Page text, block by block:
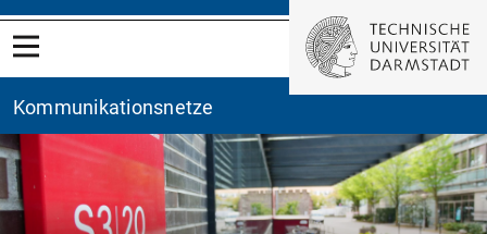
Kommunikationsnetze